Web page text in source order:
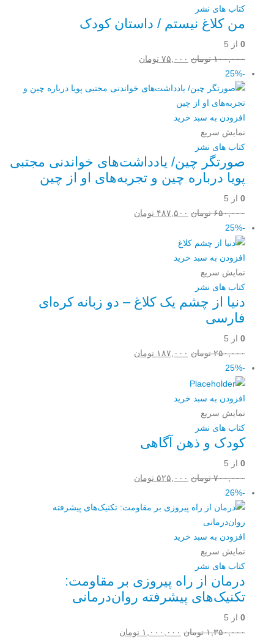
کتاب های نشر
من کلاغ نیستم / داستان کودک
0 از 5
۱۰۰,۰۰۰ تومان قیمت
۱۰۰,۰۰۰ تومان
بود.
۷۵,۰۰۰ تومان
۷۵,۰۰۰ تومان.
-25%
افزودن به سبد خرید
نمایش سریع
کتاب های نشر
صورتگر چین/ یادداشت‌های خواندنی مجتبی
پویا درباره چین و تجربه‌های او از چین
0 از 5
۶۵۰,۰۰۰ تومان قیمت
بود.
۴۸۷,۵۰۰ تومان
-25%
افزودن به سبد خرید
نمایش سریع
کتاب های نشر
دنیا از چشم یک کلاغ – دو زبانه کره‌ای
فارسی
0 از 5
۲۵۰,۰۰۰ تومان قیمت
بود.
۱۸۷,۰۰۰ تومان
-25%
افزودن به سبد خرید
نمایش سریع
کتاب های نشر
کودک و ذهن آگاهی
0 از 5
۷۰۰,۰۰۰ تومان قیمت
۷۰۰,۰۰۰ تومان
۵۲۵,۰۰۰ تومان
۵۲۵,۰۰۰ تومان.
-26%
افزودن به سبد خرید
نمایش سریع
کتاب های نشر
درمان از راه پیروزی بر مقاومت:
تکنیک‌های پیشرفته روان‌درمانی
0 از 5
۱,۳۵۰,۰۰۰ تومان قیمت
۱,۰۰۰,۰۰۰ تومان